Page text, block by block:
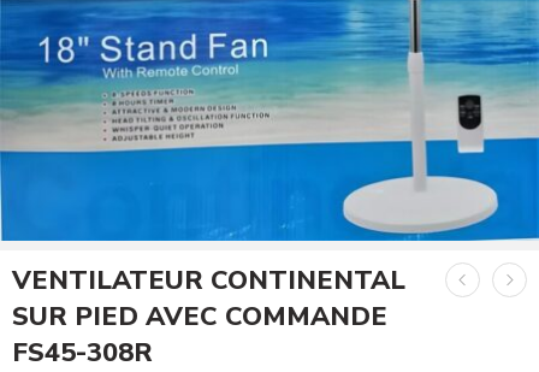
VENTILATEUR CONTINENTAL
SUR PIED AVEC COMMANDE
FS45-308R